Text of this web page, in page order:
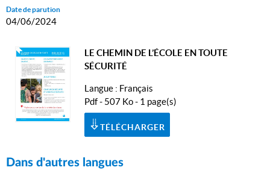
Date de parution
04/06/2024
LE CHEMIN DE L’ÉCOLE EN TOUTE
SÉCURITÉ
Langue : Français
Pdf - 507 Ko - 1 page(s)
TÉLÉCHARGER
Dans d'autres langues